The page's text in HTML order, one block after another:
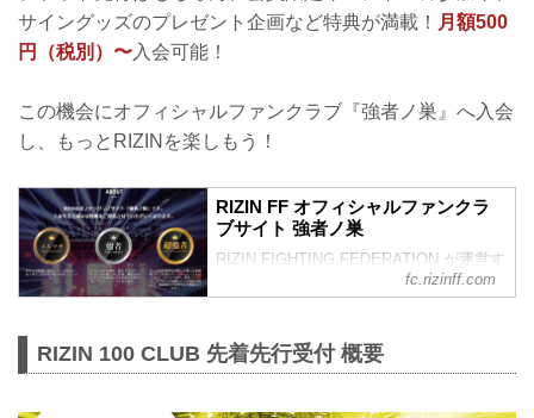
サイングッズのプレゼント企画など特典が満載！ 月額500
円（税別）〜入会可能！
この機会にオフィシャルファンクラブ『強者ノ巣』へ入会
し、もっとRIZINを楽しもう！
RIZIN FF オフィシャルファンクラ
ブサイト 強者ノ巣
RIZIN FIGHTING FEDERATION が運営す
るオフィシャルファンクラブサイト強者
fc.rizinff.com
RIZIN 100 CLUB 先着先行受付 概要